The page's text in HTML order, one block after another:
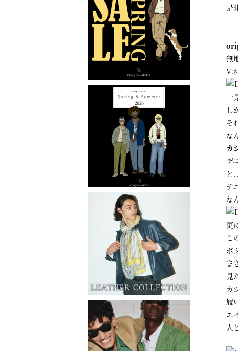
是
無
V
一
し
そ
な
カ
デ
と
デ
な
更
こ
ボ
ま
見
カ
履
エ
人